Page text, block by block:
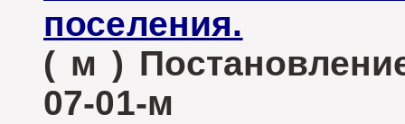
поселения.
( м )
07-01-м